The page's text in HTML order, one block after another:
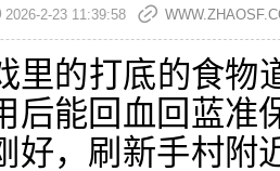
2026-2-23 11:39:58
里的打底的食物
后能回血回蓝准
好，刷新手村附